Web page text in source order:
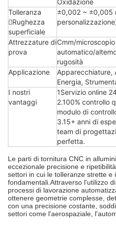
Oxidazione
Tolleranza
Rughezza
superficiale
±0,002 ~ ±0,005
Attrezzature di
prova
Cmm/
automatico/
rugosità
Applicazione
Apparecchiature,
Energia,
I nostri
vantaggi
1Servizio online
2.100% controllo
modulo di
3.15+ anni di
team di
perfetta.
Le parti di tornitura CNC in
eccezionale precisione e
settori in cui le tolleranze strette e
fondamentali.Attraverso l'utilizzo
processi di lavorazione
ottenere geometrie complesse,
con una precisione costante,
settori come l'aerospaziale,